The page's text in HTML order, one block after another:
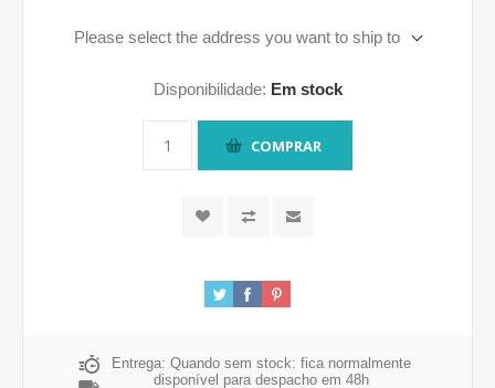
Please select the address you want to ship to
Disponibilidade: Em stock
COMPRAR
Entrega: Quando sem stock: fica normalmente
disponível para despacho em 48h